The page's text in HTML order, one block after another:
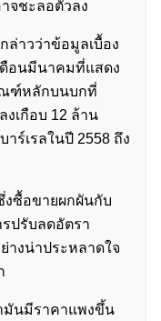
จชะลอตัวลง
ล่าวว่าข้อมูลเบื้อง
อนมีนาคมที่แสดง
ฑ์หลักบนบกที่
เกือบ 12 ล้าน
าร์เรลในปี 2558 ถึง
งซื้อขายผกผันกับ
ปรับลดอัตรา
างน่าประหลาดใจ
มันมีราคาแพงขึ้น